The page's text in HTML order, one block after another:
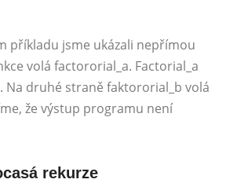
příkladu jsme ukázali nepřímou
volá factororial_a. Factorial_a
Na druhé straně faktororial_b volá
že výstup programu není
rekurze